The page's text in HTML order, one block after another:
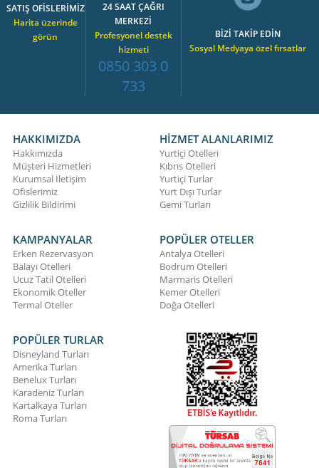
SATIŞ OFİSLERİMİZ
Harita üzerinde
görün
24 SAAT ÇAĞRI
MERKEZİ
Profesyonel destek
hizmeti
0850 303 0
733
BİZİ TAKİP EDİN
Sosyal Medyaya özel fırsatlar
HAKKIMIZDA
Hakkımızda
Müşteri Hizmetleri
Kurumsal İletişim
Ofislerimiz
Gizlilik Bildirimi
HİZMET ALANLARIMIZ
Yurtiçi Otelleri
Kıbrıs Otelleri
Yurtiçi Turlar
Yurt Dışı Turlar
Gemi Turları
KAMPANYALAR
Erken Rezervasyon
Balayı Otelleri
Ucuz Tatil Otelleri
Ekonomik Oteller
Termal Oteller
POPÜLER OTELLER
Antalya Otelleri
Bodrum Otelleri
Marmaris Otelleri
Kemer Otelleri
Doğa Otelleri
POPÜLER TURLAR
Disneyland Turları
Amerika Turları
Benelux Turları
Karadeniz Turları
Kartalkaya Turları
Roma Turları